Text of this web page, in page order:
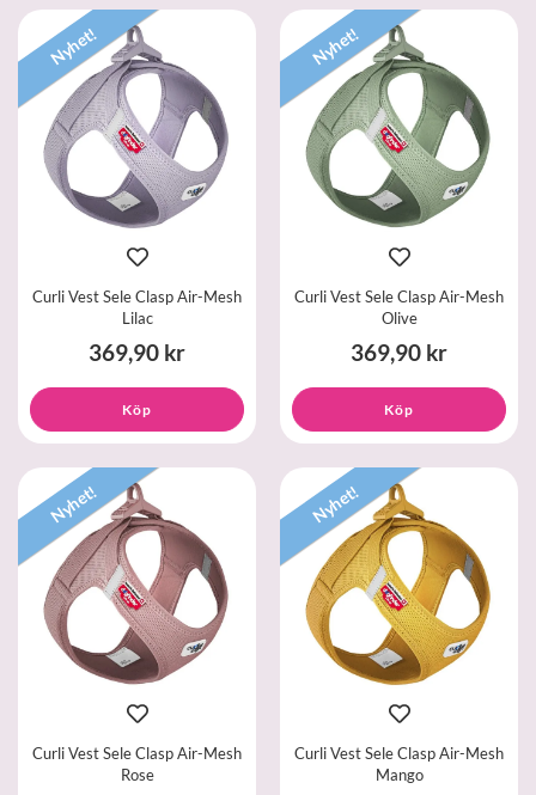
Nyhet!
Curli Vest Sele Clasp Air-Mesh
Lilac
369,90 kr
Köp
Nyhet!
Curli Vest Sele Clasp Air-Mesh
Olive
369,90 kr
Köp
Nyhet!
Curli Vest Sele Clasp Air-Mesh
Rose
Nyhet!
Curli Vest Sele Clasp Air-Mesh
Mango